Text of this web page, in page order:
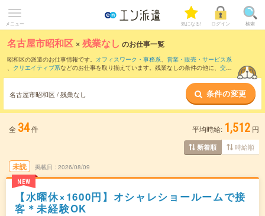
メニュー 気になる! ログイン 検索
名古屋市昭和区 ×残業なし のお仕事一覧
昭和区の派遣のお仕事情報です。 オフィスワーク・事務系、 営業・販売・サービス系
、 クリエイティブ系などのお仕事を取り揃えています。残業なしの条件の他に、 交通
名古屋市昭和区 / 残業なし 条件の変更
全 34件 平均時給: 1,512 円
新着順 時給順
未読
NEW
掲載日 2026/08/09
【水曜休×1600円】オシャレショールームで接
客＊未経験OK